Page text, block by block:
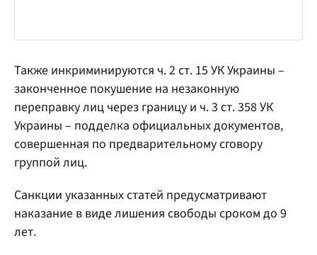
Также инкриминируются ч. 2 ст. 15 УК Украины –
законченное покушение на незаконную
переправку лиц через границу и ч. 3 ст. 358 УК
Украины – подделка официальных документов,
совершенная по предварительному сговору
группой лиц.
Санкции указанных статей предусматривают
наказание в виде лишения свободы сроком до 9
лет.